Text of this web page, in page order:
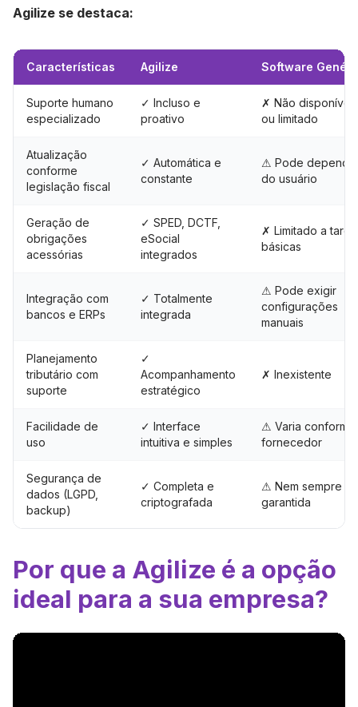
Agilize se destaca:
Características Agilize Software
Suporte humano
especializado
✓ Incluso e
proativo
✗ Não disponível
ou limitado
Atualização
conforme
legislação fiscal
✓ Automática e
constante
⚠ Pode
do usuário
Geração de
obrigações
acessórias
✓ SPED, DCTF,
eSocial
integrados
✗ Limitado a
básicas
Integração com
bancos e ERPs
✓ Totalmente
integrada
⚠ Pode exigir
configurações
manuais
Planejamento
tributário com
suporte
✓
Acompanhamento
estratégico
✗ Inexistente
Facilidade de
uso
✓ Interface
intuitiva e simples
⚠ Varia conforme
fornecedor
Segurança de
dados (LGPD,
backup)
✓ Completa e
criptografada
⚠ Nem sempre
garantida
Por que a Agilize é a opção
ideal para a sua empresa?